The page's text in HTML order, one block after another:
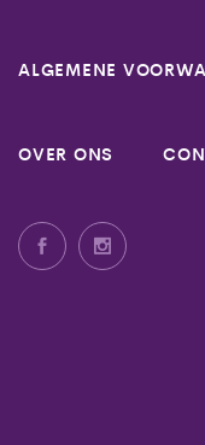
ALGEMENE
OVER ONS